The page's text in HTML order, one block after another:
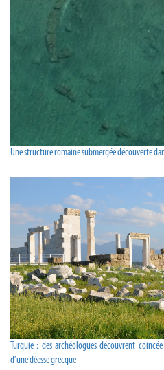
Une structure romaine submergée découverte
Turquie : des archéologues découvrent
d’une déesse grecque